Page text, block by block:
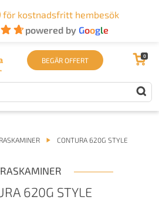
för kostnadsfritt hembesök
powered by Google
BEGÄR OFFERT 0
CONTURA 620G STYLE
620G STYLE